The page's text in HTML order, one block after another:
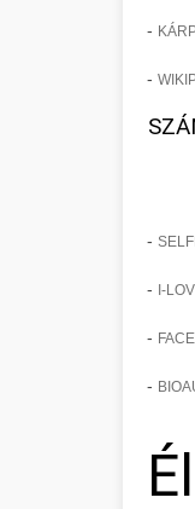
-
-
-
- I-
-
-